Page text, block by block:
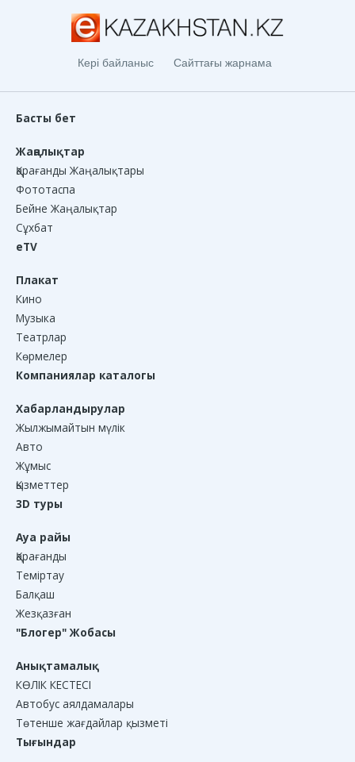
Кері байланыс Сайттағы жарнама
Басты бет
Жаңалықтар
Қарағанды Жаңалықтары
Фототаспа
Бейне Жаңалықтар
Сұхбат
eTV
Плакат
Кино
Музыка
Театрлар
Көрмелер
Компаниялар каталогы
Хабарландырулар
Жылжымайтын мүлік
Авто
Жұмыс
Қызметтер
3D туры
Ауа райы
Қарағанды
Теміртау
Балқаш
Жезқазған
"Блогер" Жобасы
Анықтамалық
КӨЛІК КЕСТЕСІ
Автобус аялдамалары
Төтенше жағдайлар қызметі
Тығындар